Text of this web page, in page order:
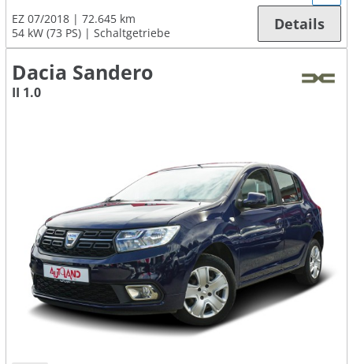
EZ 07/2018
72.645 km
54 kW (73 PS)
Schaltgetriebe Details
Dacia Sandero
II 1.0